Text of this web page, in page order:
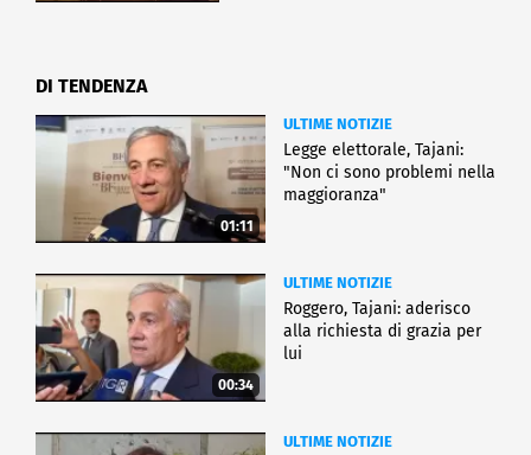
DI TENDENZA
01:11
ULTIME NOTIZIE
Legge elettorale, Tajani:
"Non ci sono problemi nella
maggioranza"
00:34
ULTIME NOTIZIE
Roggero, Tajani: aderisco
alla richiesta di grazia per
lui
ULTIME NOTIZIE